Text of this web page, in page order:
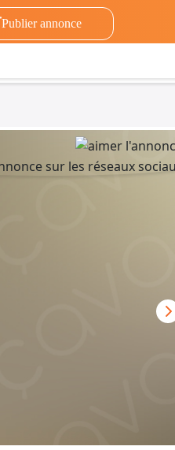
Publier annonce